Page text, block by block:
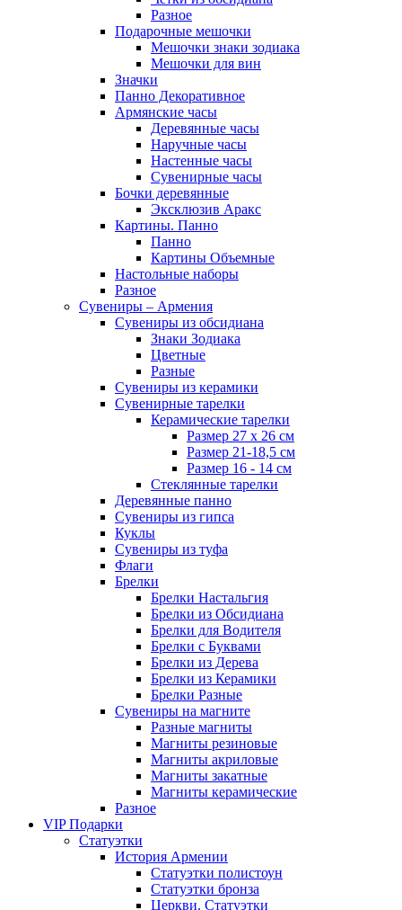
Разное
Подарочные мешочки
Мешочки знаки зодиака
Мешочки для вин
Значки
Панно Декоративное
Армянские часы
Деревянные часы
Наручные часы
Настенные часы
Сувенирные часы
Бочки деревянные
Эксклюзив Аракс
Картины. Панно
Панно
Картины Объемные
Настольные наборы
Разное
Сувениры – Армения
Сувениры из обсидиана
Знаки Зодиака
Цветные
Разные
Сувениры из керамики
Сувенирные тарелки
Керамические тарелки
Размер 27 х 26 см
Размер 21-18,5 см
Размер 16 - 14 см
Стеклянные тарелки
Деревянные панно
Сувениры из гипса
Куклы
Сувениры из туфа
Флаги
Брелки
Брелки Настальгия
Брелки из Обсидиана
Брелки для Водителя
Брелки с Буквами
Брелки из Дерева
Брелки из Керамики
Брелки Разные
Сувениры на магните
Разные магниты
Магниты резиновые
Магниты акриловые
Магниты закатные
Магниты керамические
Разное
VIP Подарки
Статуэтки
История Армении
Статуэтки полистоун
Статуэтки бронза
Церкви. Статуэтки